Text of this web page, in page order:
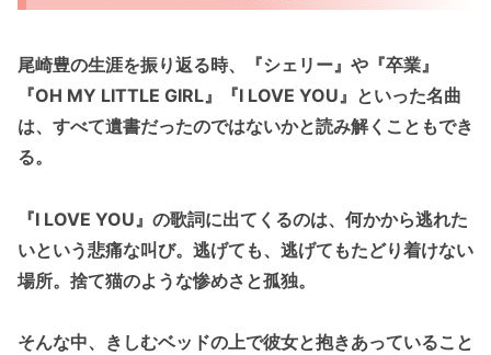
尾崎豊の生涯を振り返る時、『シェリー』や『卒業』
『OH MY LITTLE GIRL』『I LOVE YOU』といった名曲
は、すべて遺書だったのではないかと読み解くこともでき
る。
『I LOVE YOU』の歌詞に出てくるのは、何かから逃れた
いという悲痛な叫び。逃げても、逃げてもたどり着けない
場所。捨て猫のような惨めさと孤独。
そんな中、きしむベッドの上で彼女と抱きあっていること